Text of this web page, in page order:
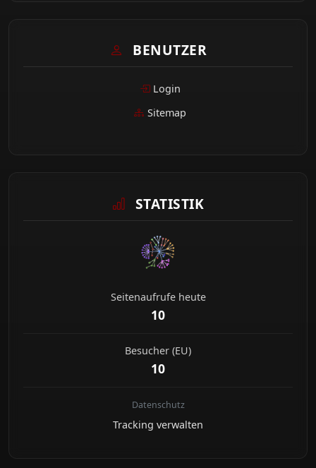
BENUTZER
Login
Sitemap
STATISTIK
Seitenaufrufe heute
10
Besucher (EU)
10
Datenschutz
Tracking verwalten